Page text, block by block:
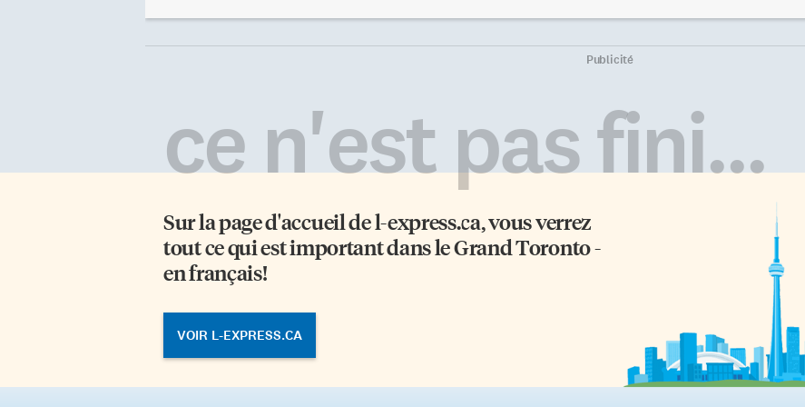
sur 10 scènes intérieures et
Hallyday (le 10), Skrillex (le […]
propose une incursion captivante
de 150 ensembles, dont 22 armures
complètes, et une panoplie
d’accessoires fabuleux: sabres, arc,
résidence des riches et des
entendu de la bouche d’un guide
la moitié de ce tarif, et le Château
est ouvert à tous. «L’histoire du
Château Laurier […]
Publicité
ce n'est pas fini...
Sur la page d'accueil del-express.ca, vous verrez
tout ce qui est important dans le Grand Toronto -
en français!
VOIR L-EXPRESS.CA